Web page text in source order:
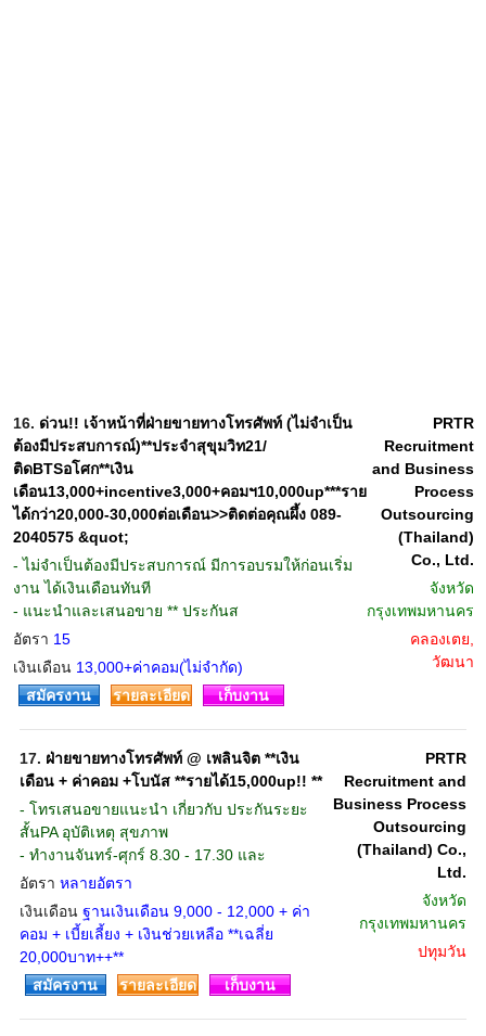
16. ด่วน!! เจ้าหน้าที่ฝ่ายขายทางโทรศัพท์ (ไม่จำเป็น
ต้องมีประสบการณ์)**ประจำสุขุมวิท21/
ติดBTSอโศก**เงิน
เดือน13,000+incentive3,000+คอมฯ10,000up***ราย
ได้กว่า20,000-30,000ต่อเดือน>>ติดต่อคุณผึ้ง 089-
2040575 &quot;
- ไม่จำเป็นต้องมีประสบการณ์ มีการอบรมให้ก่อนเริ่ม
งาน ได้เงินเดือนทันที
- แนะนำและเสนอขาย ** ประกันส
อัตรา 15
เงินเดือน 13,000+ค่าคอม(ไม่จำกัด)
PRTR
Recruitment
and Business
Process
Outsourcing
(Thailand)
Co., Ltd.
จังหวัด
กรุงเทพมหานคร
คลองเตย,
วัฒนา
สมัครงาน
รายละเอียด เก็บงาน
17. ฝ่ายขายทางโทรศัพท์ @ เพลินจิต **เงิน
เดือน + ค่าคอม +โบนัส **รายได้15,000up!! **
- โทรเสนอขายแนะนำ เกี่ยวกับ ประกันระยะ
สั้นPA อุบัติเหตุ สุขภาพ
- ทำงานจันทร์-ศุกร์ 8.30 - 17.30 และ
อัตรา หลายอัตรา
เงินเดือน ฐานเงินเดือน 9,000 - 12,000 + ค่า
คอม + เบี้ยเลี้ยง + เงินช่วยเหลือ **เฉลี่ย
20,000บาท++**
PRTR
Recruitment and
Business Process
Outsourcing
(Thailand) Co.,
Ltd.
จังหวัด
กรุงเทพมหานคร
ปทุมวัน
สมัครงาน
รายละเอียด เก็บงาน